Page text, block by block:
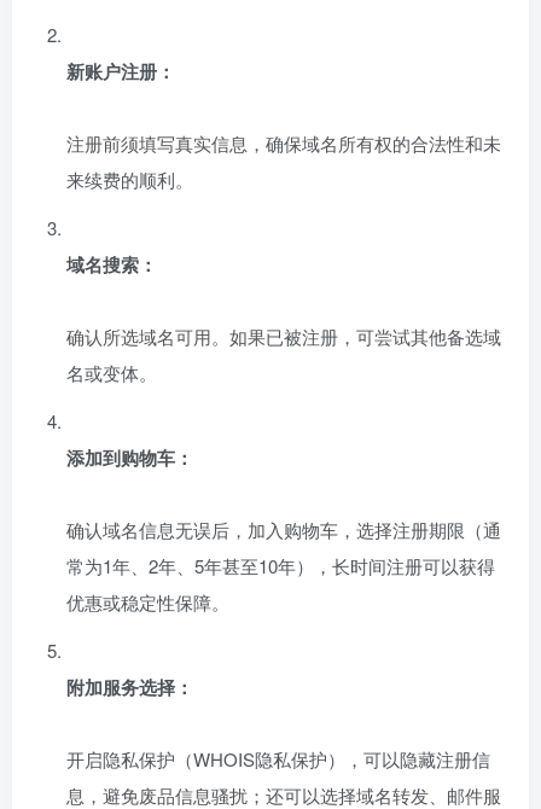
新账户注册：
注册前须填写真实信息，确保域名所有权的合法性和未
来续费的顺利。
域名搜索：
确认所选域名可用。如果已被注册，可尝试其他备选域
名或变体。
添加到购物车：
确认域名信息无误后，加入购物车，选择注册期限（通
常为1年、2年、5年甚至10年），长时间注册可以获得
优惠或稳定性保障。
附加服务选择：
开启隐私保护（WHOIS隐私保护），可以隐藏注册信
息，避免废品信息骚扰；还可以选择域名转发、邮件服